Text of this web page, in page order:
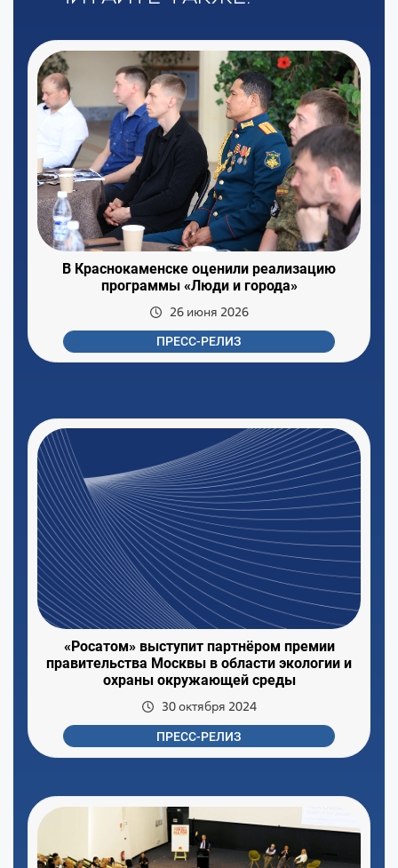
В Краснокаменске оценили реализацию
программы «Люди и города»
26 июня 2026
ПРЕСС-РЕЛИЗ
«Росатом» выступит партнёром премии
правительства Москвы в области экологии и
охраны окружающей среды
30 октября 2024
ПРЕСС-РЕЛИЗ